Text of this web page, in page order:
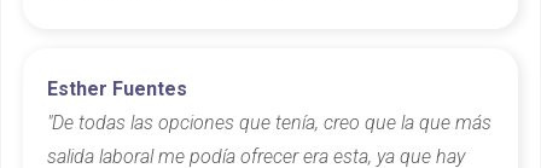
Esther Fuentes
"De todas las opciones que tenía, creo que la que más
salida laboral me podía ofrecer era esta, ya que hay